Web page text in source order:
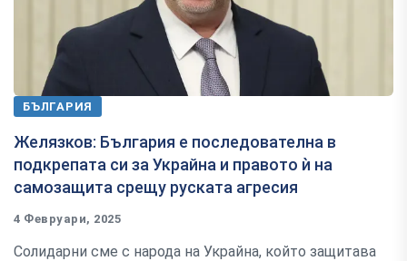
БЪЛГАРИЯ
Желязков: България е последователна в
подкрепата си за Украйна и правото ѝ на
самозащита срещу руската агресия
4 Февруари, 2025
Солидарни сме с народа на Украйна, който защитава